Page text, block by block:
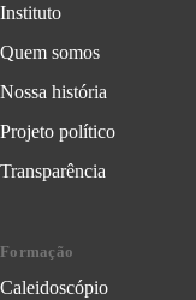
Instituto
Quem somos
Nossa história
Projeto político
Transparência
Formação
Caleidoscópio